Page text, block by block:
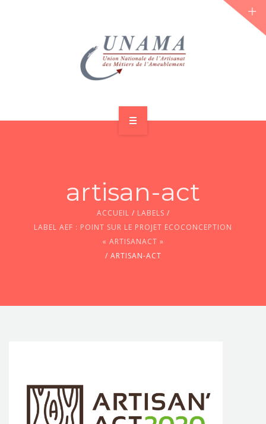
LES JOURNÉES 2026 ⌵
ACTUS & DOSSIERS
artisan-act
ACCUEIL / LABELS /
LABEL AEF : POINT SUR LE PROJET ECOCONCEPTION
« ARTISANACT »
/ ARTISAN-ACT